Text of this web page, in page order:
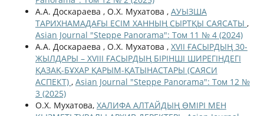
А.А. Доскараева , О.Х. Мухатова , АУЫЗША
ТАРИХНАМАДАҒЫ ЕСІМ ХАННЫҢ СЫРТҚЫ САЯСАТЫ ,
Asian Journal "Steppe Panorama": Том 11 № 4 (2024)
А.А. Доскараева , О.Х. Мухатова , XVII ҒАСЫРДЫҢ 30-
ЖЫЛДАРЫ – XVIIІ ҒАСЫРДЫҢ БІРІНШІ ШИРЕГІНДЕГІ
ҚАЗАҚ-БҰХАР ҚАРЫМ-ҚАТЫНАСТАРЫ (САЯСИ
АСПЕКТ) , Asian Journal "Steppe Panorama": Том 12 №
3 (2025)
О.Х. Мухатова, ХАЛИФА АЛТАЙДЫҢ ӨМІРІ МЕН